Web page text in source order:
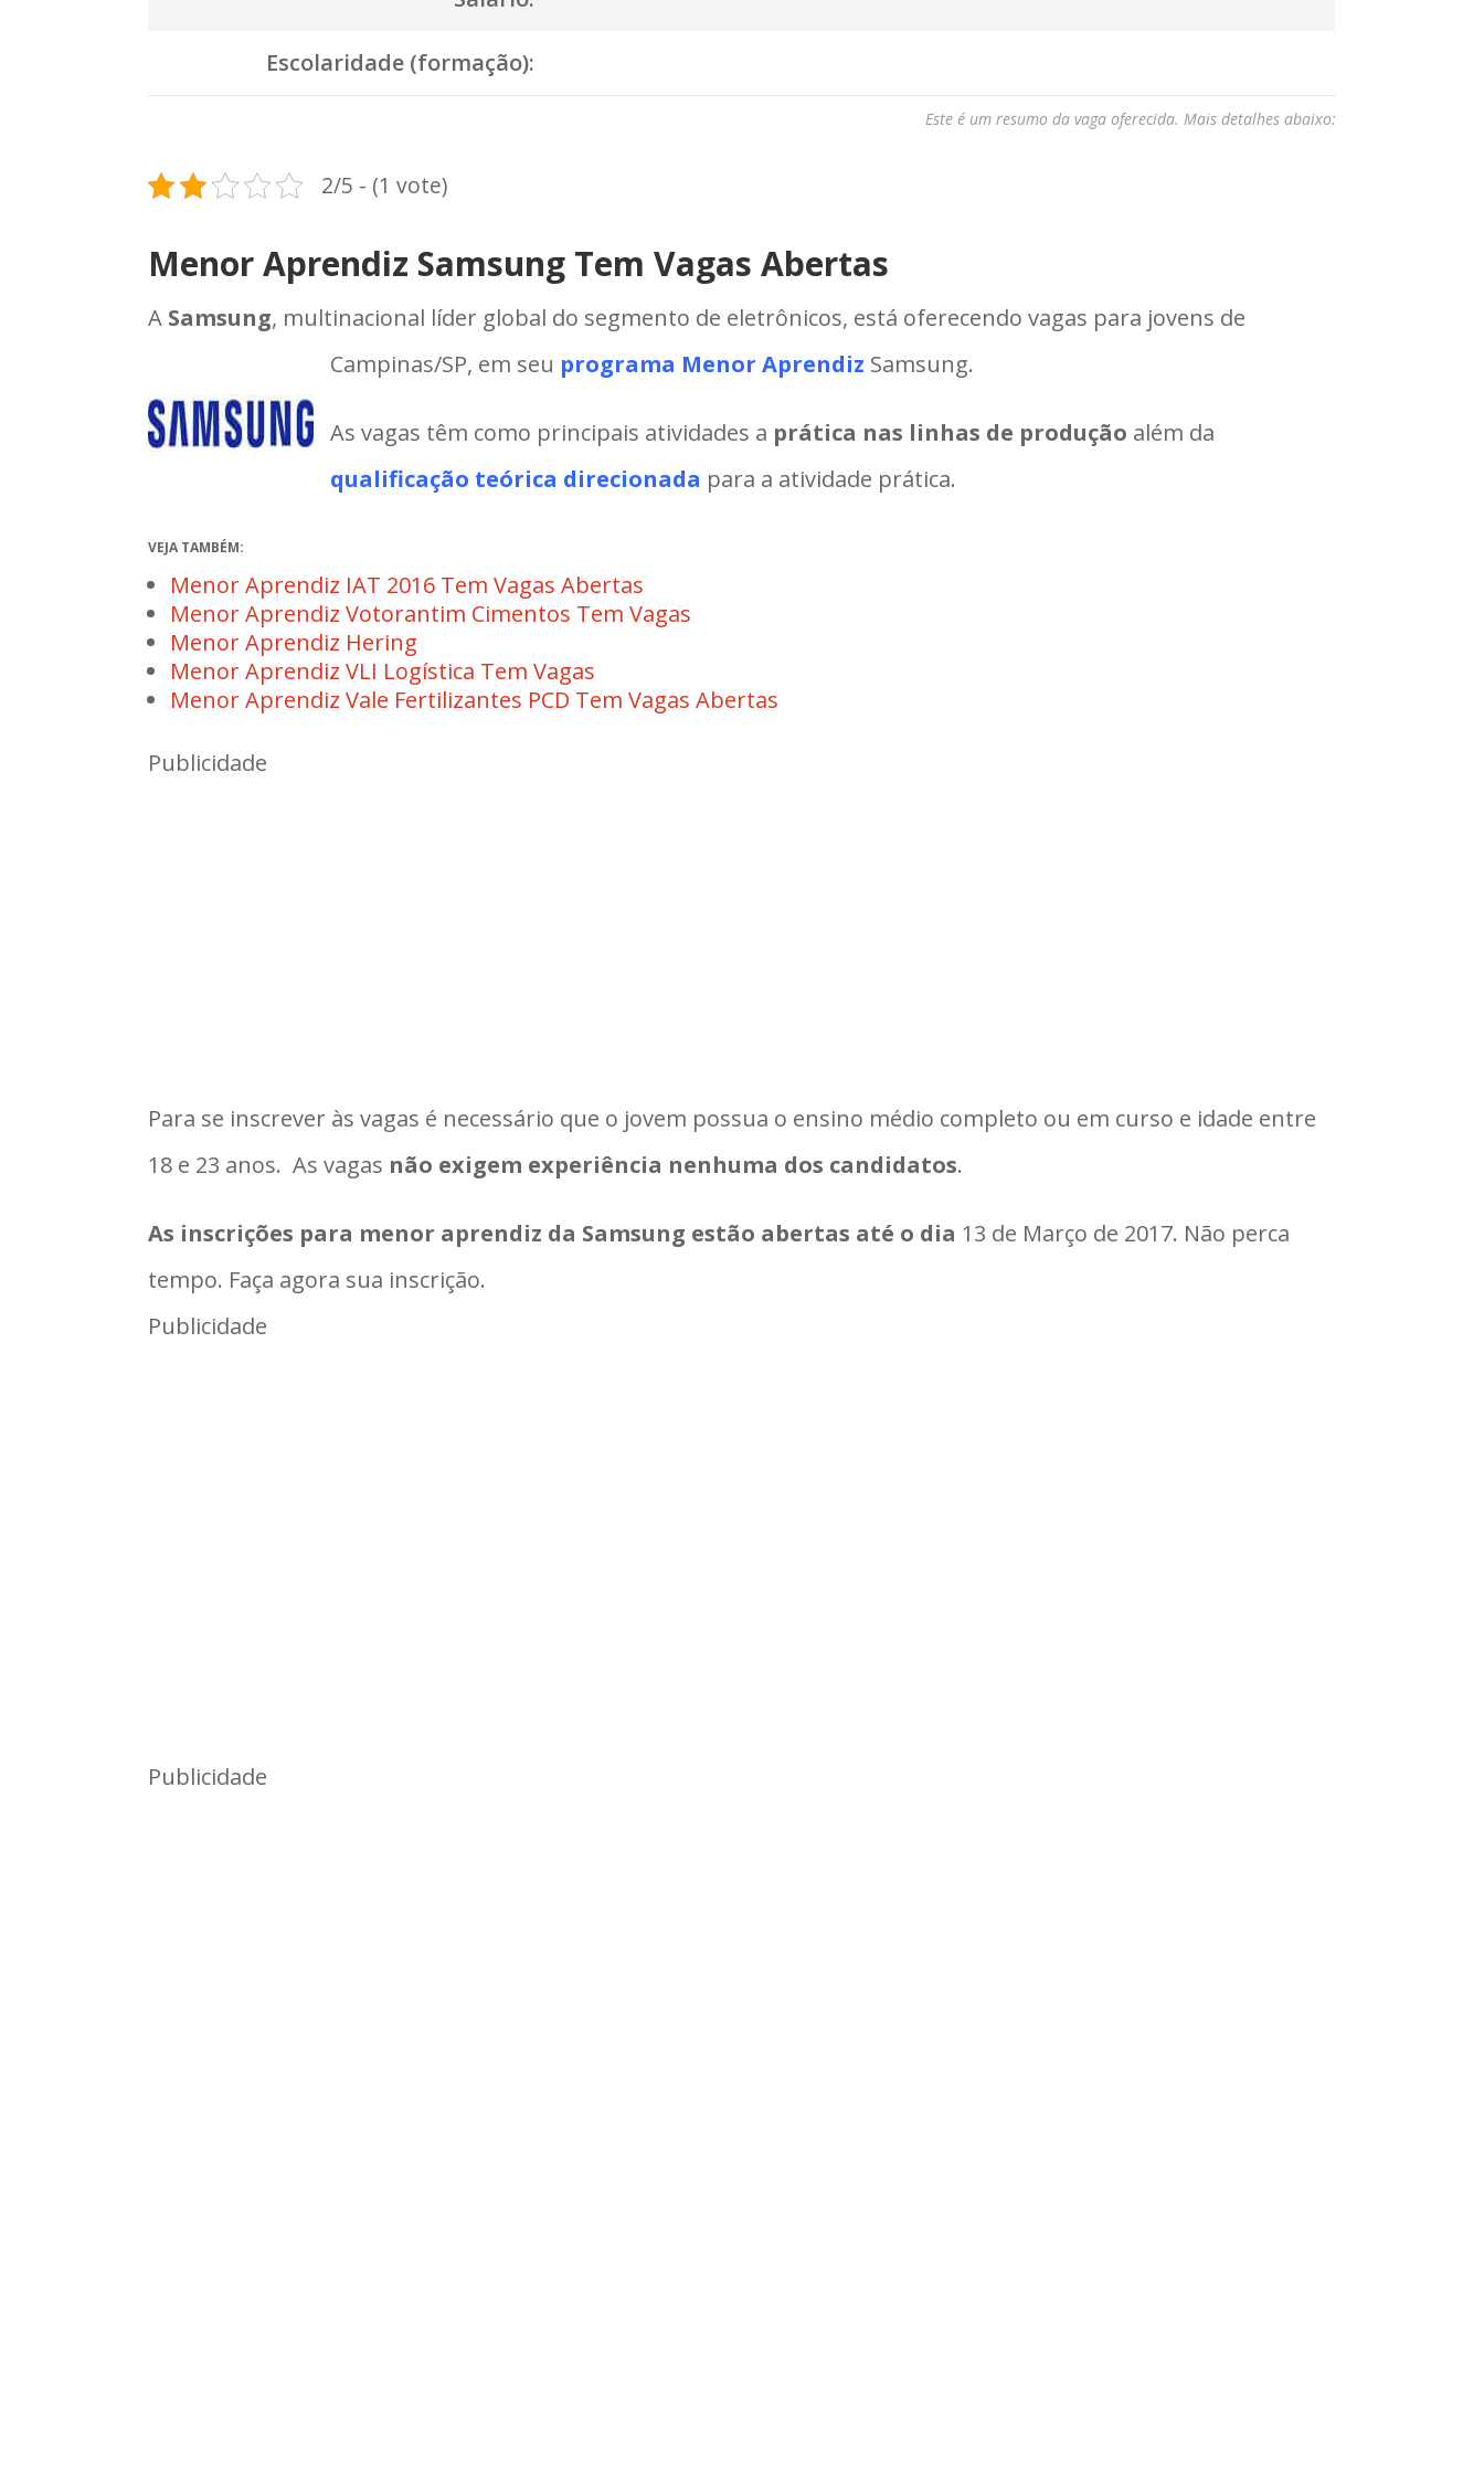
Escolaridade (formação):
Este é um resumo da vaga oferecida. Mais detalhes abaixo:
2/5 - (1 vote)
Menor Aprendiz Samsung Tem Vagas Abertas
A Samsung, multinacional líder global do segmento de eletrônicos, está oferecendo vagas para jovens de
Campinas/SP, em seu programa Menor Aprendiz Samsung.
As vagas têm como principais atividades a prática nas linhas de produção além da
qualificação teórica direcionada para a atividade prática.
VEJA TAMBÉM:
Menor Aprendiz IAT 2016 Tem Vagas Abertas
Menor Aprendiz Votorantim Cimentos Tem Vagas
Menor Aprendiz Hering
Menor Aprendiz VLI Logística Tem Vagas
Menor Aprendiz Vale Fertilizantes PCD Tem Vagas Abertas
Publicidade
Para se inscrever às vagas é necessário que o jovem possua o ensino médio completo ou em curso e idade entre
18 e 23 anos. As vagas não exigem experiência nenhuma dos candidatos.
As inscrições para menor aprendiz da Samsung estão abertas até o dia 13 de Março de 2017. Não perca
tempo. Faça agora sua inscrição.
Publicidade
Publicidade